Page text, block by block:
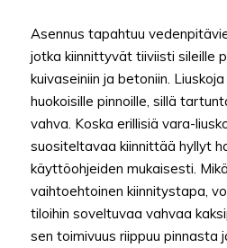
Asennus tapahtuu
jotka kiinnittyvät tiiviisti sileille
kuivaseiniin ja betoniin.
huokoisille pinnoille, sillä
vahva. Koska erillisiä vara-
suositeltavaa kiinnittää hyllyt
käyttöohjeiden mukaisesti.
vaihtoehtoinen kiinnitystapa,
tiloihin soveltuvaa vahvaa
sen toimivuus riippuu pinnasta